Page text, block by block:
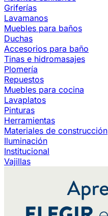
Griferías
Lavamanos
Muebles para baños
Duchas
Accesorios para baño
Tinas e hidromasajes
Plomería
Repuestos
Muebles para cocina
Lavaplatos
Pinturas
Herramientas
Materiales de construcción
Iluminación
Institucional
Vajillas